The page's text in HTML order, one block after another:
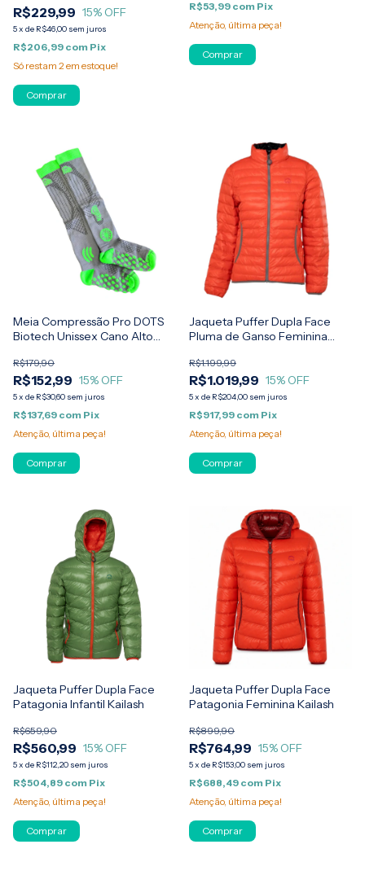
R$229,99 15% OFF
5x de R$46,00 sem juros
R$206,99 com Pix
Só restam 2 em estoque!
Comprar
R$53,99 com Pix
Atenção, última peça!
Comprar
Meia Compressão Pro DOTS
Biotech Unissex Cano Alto
R$152,99
R$179,90
15% OFF
5x de R$30,60 sem juros
R$137,69 com Pix
Atenção, última peça!
Comprar
Jaqueta Puffer Dupla Face
Pluma de Ganso Feminina
R$1.019,99
R$1.199,99
15% OFF
5x de R$204,00 sem juros
R$917,99 com Pix
Atenção, última peça!
Comprar
Jaqueta Puffer Dupla Face
Patagonia Infantil Kailash
R$560,99
R$659,90
15% OFF
5x de R$112,20 sem juros
R$504,89 com Pix
Atenção, última peça!
Comprar
Jaqueta Puffer Dupla Face
Patagonia Feminina Kailash
R$764,99
R$899,90
15% OFF
5x de R$153,00 sem juros
R$688,49 com Pix
Atenção, última peça!
Comprar